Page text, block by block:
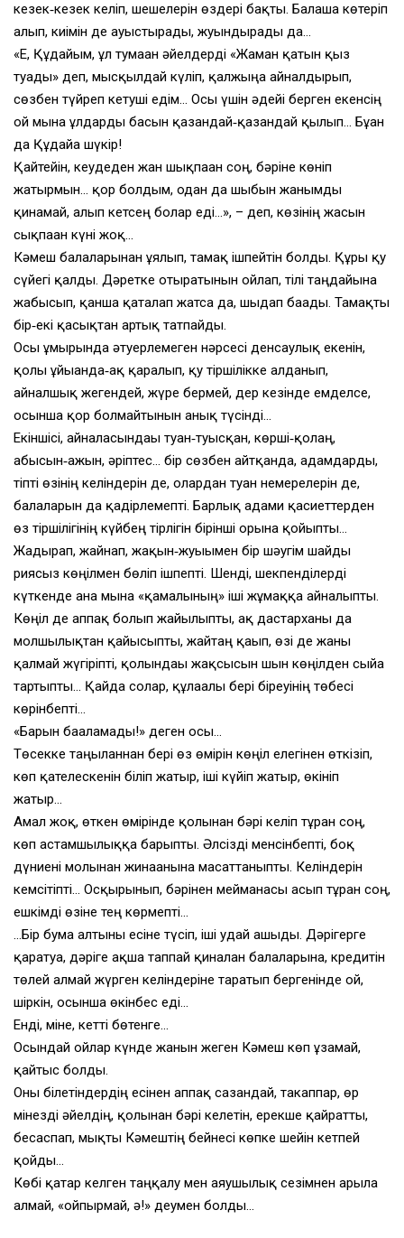
кезек‑кезек келіп, шешелерін өздері бақты. Балаша көтеріп
алып, киімін де ауыстырады, жуындырады да…
«Е, Құдайым, ұл тумаған әйелдерді «Жаман қатын қыз
туады» деп, мысқылдай күліп, қалжыңға айналдырып,
сөзбен түйреп кетуші едім… Осы үшін әдейі берген екенсің
ғой мына ұлдарды басын қазандай‑қазандай қылып… Бұған
да Құдайға шүкір!
Қайтейін, кеудеден жан шықпаған соң, бәріне көніп
жатырмын… қор болдым, одан да шыбын жанымды
қинамай, алып кетсең болар еді…», – деп, көзінің жасын
сықпаған күні жоқ…
Кәмеш балаларынан ұялып, тамақ ішпейтін болды. Құры қу
сүйегі қалды. Дәретке отыратынын ойлап, тілі таңдайына
жабысып, қанша қаталап жатса да, шыдап бағады. Тамақты
бір‑екі қасықтан артық татпайды.
Осы ғұмырында әтуерлемеген нәрсесі денсаулық екенін,
қолы ұйығанда‑ақ қаралып, қу тіршілікке алданып,
айналшық жегендей, жүре бермей, дер кезінде емделсе,
осынша қор болмайтынын анық түсінді…
Екіншісі, айналасындағы туған‑туысқан, көрші‑қолаң,
абысын‑ажын, әріптес… бір сөзбен айтқанда, адамдарды,
тіпті өзінің келіндерін де, олардан туған немерелерін де,
балаларын да қадірлемепті. Барлық адами қасиеттерден
өз тіршілігінің күйбең тірлігін бірінші орынға қойыпты…
Жадырап, жайнап, жақын‑жуығымен бір шәугім шайды
риясыз көңілмен бөліп ішпепті. Шенді, шекпенділерді
күткенде ғана мына «қамалының» іші жұмаққа айналыпты.
Көңіл де аппақ болып жайылыпты, ақ дастарханы да
молшылықтан қайысыпты, жайтаң қағып, өзі де жаны
қалмай жүгіріпті, қолындағы жақсысын шын көңілден сыйға
тартыпты… Қайда солар, құлағалы бері біреуінің төбесі
көрінбепті…
«Барын бағаламады!» деген осы…
Төсекке таңылғаннан бері өз өмірін көңіл елегінен өткізіп,
көп қателескенін біліп жатыр, іші күйіп жатыр, өкініп
жатыр…
Амал жоқ, өткен өмірінде қолынан бәрі келіп тұрған соң,
көп астамшылыққа барыпты. Әлсізді менсінбепті, боқ
дүниені молынан жинағанына масаттаныпты. Келіндерін
кемсітіпті… Осқырынып, бәрінен мейманасы асып тұрған соң,
ешкімді өзіне тең көрмепті…
…Бір бума алтыны есіне түсіп, іші удай ашыды. Дәрігерге
қаратуға, дәріге ақша таппай қиналған балаларына, кредитін
төлей алмай жүрген келіндеріне таратып бергенінде ғой,
шіркін, осынша өкінбес еді…
Енді, міне, кетті бөтенге…
Осындай ойлар күнде жанын жеген Кәмеш көп ұзамай,
қайтыс болды.
Оны білетіндердің есінен аппақ сазандай, такаппар, өр
мінезді әйелдің, қолынан бәрі келетін, ерекше қайратты,
бесаспап, мықты Кәмештің бейнесі көпке шейін кетпей
қойды…
Көбі қатар келген таңқалу мен аяушылық сезімнен арыла
алмай, «ойпырмай, ә!» деумен болды…